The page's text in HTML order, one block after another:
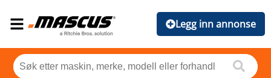
Legg inn annonse